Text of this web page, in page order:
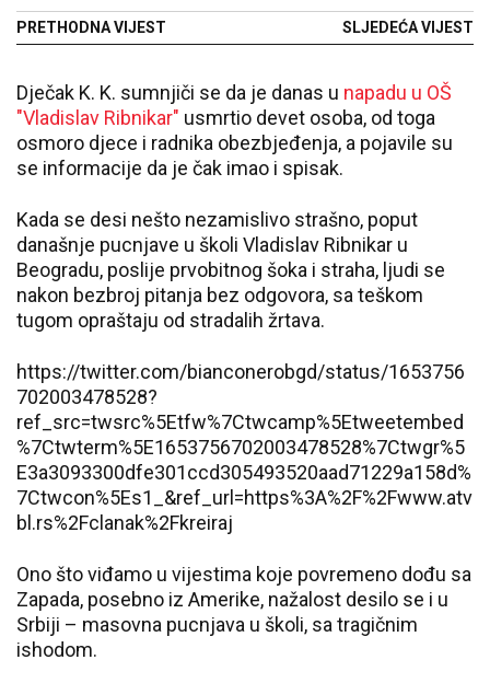
PRETHODNA VIJEST SLJEDEĆA VIJEST
Dječak K. K. sumnjiči se da je danas u napadu u OŠ
"Vladislav Ribnikar" usmrtio devet osoba, od toga
osmoro djece i radnika obezbjeđenja, a pojavile su
se informacije da je čak imao i spisak.
Kada se desi nešto nezamislivo strašno, poput
današnje pucnjave u školi Vladislav Ribnikar u
Beogradu, poslije prvobitnog šoka i straha, ljudi se
nakon bezbroj pitanja bez odgovora, sa teškom
tugom opraštaju od stradalih žrtava.
https://twitter.com/bianconerobgd/status/1653756
702003478528?
ref_src=twsrc%5Etfw%7Ctwcamp%5Etweetembed
%7Ctwterm%5E1653756702003478528%7Ctwgr%5
E3a3093300dfe301ccd305493520aad71229a158d%
7Ctwcon%5Es1_&ref_url=https%3A%2F%2Fwww.atv
bl.rs%2Fclanak%2Fkreiraj
Ono što viđamo u vijestima koje povremeno dođu sa
Zapada, posebno iz Amerike, nažalost desilo se i u
Srbiji – masovna pucnjava u školi, sa tragičnim
ishodom.